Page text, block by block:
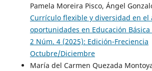
Pamela Moreira Pisco, Ángel
Currículo flexible y diversidad en el
oportunidades en Educación Básica
2 Núm. 4 (2025): Edición-Freciencia
Octubre/Diciembre
María del Carmen Quezada